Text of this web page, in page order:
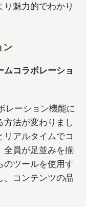
魅力的でわかり
ン
コラボレーショ
レーション機能に
方法が変わりまし
アルタイムでコ
全員が足並みを揃
のツールを使用す
、コンテンツの品